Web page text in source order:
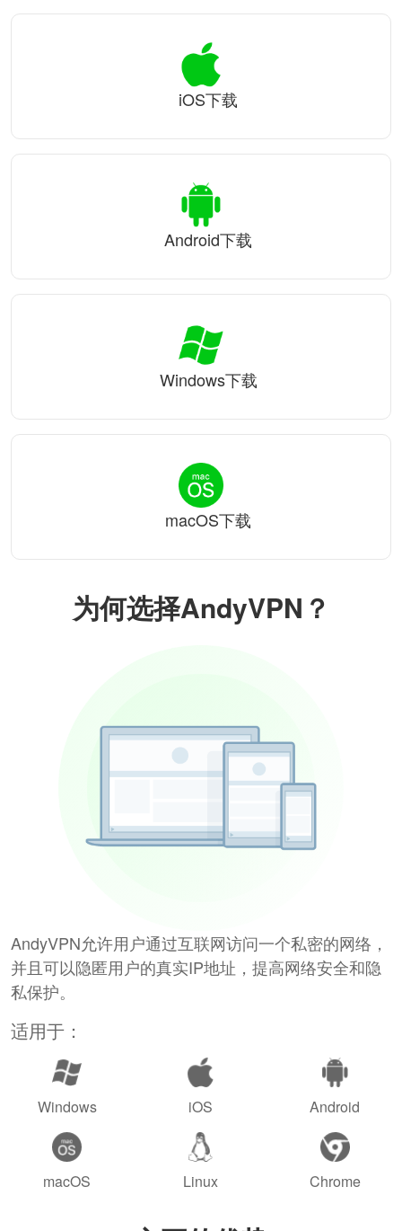
为何选择AndyVPN？
AndyVPN允许用户通过互联网访问一个私密的网络，
并且可以隐匿用户的真实IP地址，提高网络安全和隐
私保护。
适用于：
Windows iOS Android
macOS Linux Chrome
iOS下载
Android下载
Windows下载
macOS下载